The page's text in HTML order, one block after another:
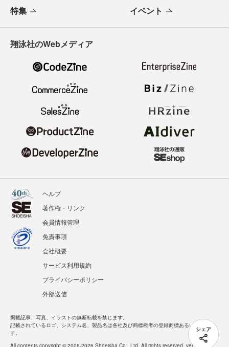
シェア
特集 イベント
翔泳社のWebメディア
ヘルプ
著作権・リンク
会員情報管理
免責事項
会社概要
サービス利用規約
プライバシーポリシー
外部送信
掲載記事、写真、イラストの無断転載を禁じます。
記載されているロゴ、システム名、製品名は各社及び商標権者の登録商標あるいは商標で
す。
All contents copyright © 2006-2026 Shoeisha Co., Ltd. All rights reserved. ver.1.5